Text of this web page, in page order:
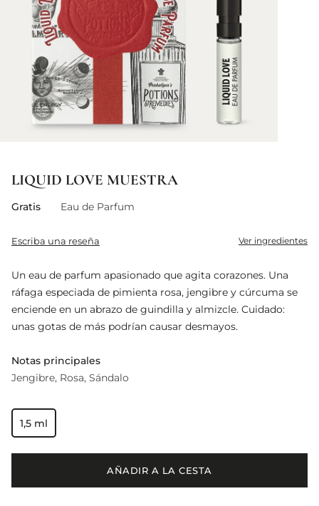
LIQUID LOVE MUESTRA
Gratis Eau de Parfum
Escriba una reseña Ver ingredientes
Un eau de parfum apasionado que agita corazones. Una
ráfaga especiada de pimienta rosa, jengibre y cúrcuma se
enciende en un abrazo de guindilla y almizcle. Cuidado:
unas gotas de más podrían causar desmayos.
Notas principales
Jengibre Rosa Sándalo
1,5 ml
AÑADIR A LA CESTA